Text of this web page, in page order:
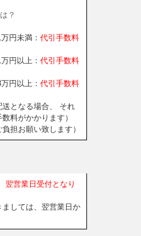
？
円未満： 代引手数料
円以上： 代引手数料
円以上： 代引手数料
となる場合、 それ
料がかかります）
担お願い致します）
翌営業日受付となり
ましては、翌営業日か